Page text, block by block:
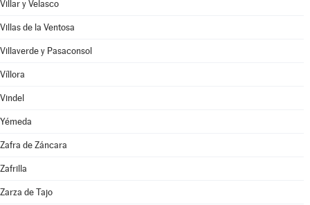
Villar y Velasco
Villas de la Ventosa
Villaverde y Pasaconsol
Víllora
Vindel
Yémeda
Zafra de Záncara
Zafrilla
Zarza de Tajo